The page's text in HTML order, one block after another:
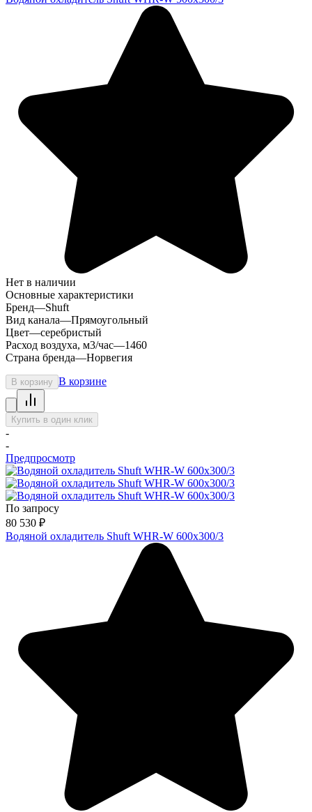
Нет в наличии
Основные характеристики
Бренд—Shuft
Вид канала—Прямоугольный
Цвет—серебристый
Расход воздуха, м3/час—1460
Страна бренда—Норвегия
В корзину В корзине
Купить в один клик
-
-
Предпросмотр
По запросу
80 530 ₽
Водяной охладитель Shuft WHR-W 600х300/3